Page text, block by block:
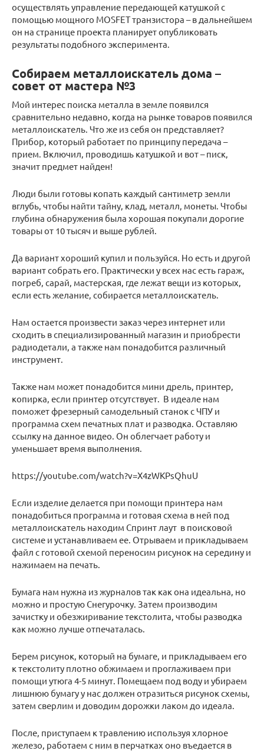
осуществлять управление передающей катушкой с
помощью мощного MOSFET транзистора – в дальнейшем
он на странице проекта планирует опубликовать
результаты подобного эксперимента.
Собираем металлоискатель дома –
совет от мастера №3
Мой интерес поиска металла в земле появился
сравнительно недавно, когда на рынке товаров появился
металлоискатель. Что же из себя он представляет?
Прибор, который работает по принципу передача –
прием. Включил, проводишь катушкой и вот – писк,
значит предмет найден!
Люди были готовы копать каждый сантиметр земли
вглубь, чтобы найти тайну, клад, металл, монеты. Чтобы
глубина обнаружения была хорошая покупали дорогие
товары от 10 тысяч и выше рублей.
Да вариант хороший купил и пользуйся. Но есть и другой
вариант собрать его. Практически у всех нас есть гараж,
погреб, сарай, мастерская, где лежат вещи из которых,
если есть желание, собирается металлоискатель.
Нам остается произвести заказ через интернет или
сходить в специализированный магазин и приобрести
радиодетали, а также нам понадобится различный
инструмент.
Также нам может понадобится мини дрель, принтер,
копирка, если принтер отсутствует. В идеале нам
поможет фрезерный самодельный станок с ЧПУ и
программа схем печатных плат и разводка. Оставляю
ссылку на данное видео. Он облегчает работу и
уменьшает время выполнения.
https://youtube.com/watch?v=X4zWKPsQhuU
Если изделие делается при помощи принтера нам
понадобиться программа и готовая схема в ней под
металлоискатель находим Спринт лаут в поисковой
системе и устанавливаем ее. Отрываем и прикладываем
файл с готовой схемой переносим рисунок на середину и
нажимаем на печать.
Бумага нам нужна из журналов так как она идеальна, но
можно и простую Снегурочку. Затем производим
зачистку и обезжиривание текстолита, чтобы разводка
как можно лучше отпечаталась.
Берем рисунок, который на бумаге, и прикладываем его
к текстолиту плотно обжимаем и проглаживаем при
помощи утюга 4-5 минут. Помещаем под воду и убираем
лишнюю бумагу у нас должен отразиться рисунок схемы,
затем сверлим и доводим дорожки лаком до идеала.
После, приступаем к травлению используя хлорное
железо, работаем с ним в перчатках оно въедается в